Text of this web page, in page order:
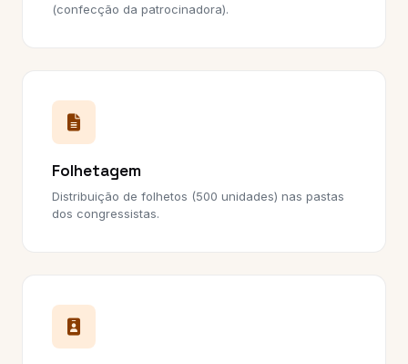
(confecção da patrocinadora).
Folhetagem
Distribuição de folhetos (500 unidades) nas pastas
dos congressistas.